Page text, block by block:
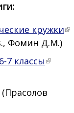
кружки
Фомин Д.М.)
7 классы
(Прасолов